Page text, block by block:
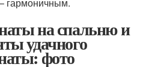
на спальню и
удачного
фото